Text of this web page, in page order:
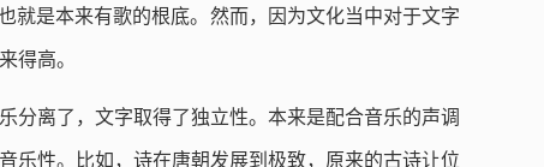
就是本来有歌的根底。然而，因为文化当中对于文字
得高。
分离了，文字取得了独立性。本来是配合音乐的声调
乐性。比如，诗在唐朝发展到极致，原来的古诗让位